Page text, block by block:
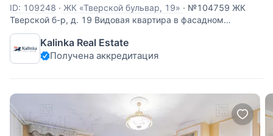
ID: 109248 · ЖК «Тверской бульвар, 19» · №104759 ЖК
Тверской б-р, д. 19 Видовая квартира в фасадном
особняке на Тверском бульваре. Планировка: кухня-
гостиная, мастер-спальня, две отдельные детские, ванная
комната, гостевой санузел. Монохромный интерьер в стиле
Kalinka Real Estate
Получена аккредитация